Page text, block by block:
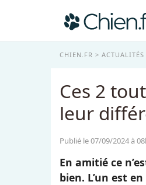
CHIEN.FR ACTUALITÉS
Ces 2
leur
Publié le 07/09/2024 à
En amitié ce
bien. L’un est